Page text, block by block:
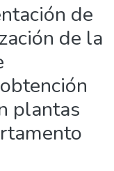
de
de la
plantas